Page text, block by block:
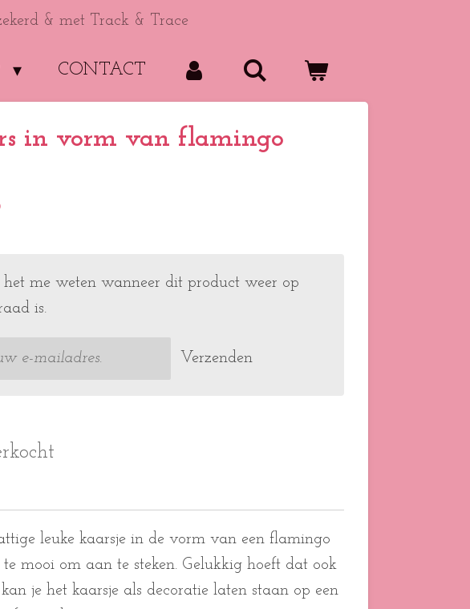
& met Track & Trace
CONTACT
in vorm van flamingo
me weten wanneer dit product weer op
is.
Verzenden
leuke kaarsje in de vorm van een flamingo
mooi om aan te steken. Gelukkig hoeft dat ook
je het kaarsje als decoratie laten staan op een